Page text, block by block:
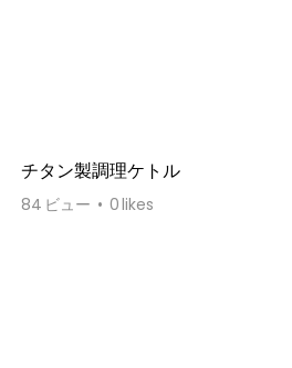
チタン製調理ケトル
84 ビュー 0likes